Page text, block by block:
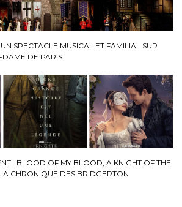
SPECTACLE MUSICAL ET FAMILIAL SUR
DAME DE PARIS
: BLOOD OF MY BLOOD, A KNIGHT OF THE
CHRONIQUE DES BRIDGERTON